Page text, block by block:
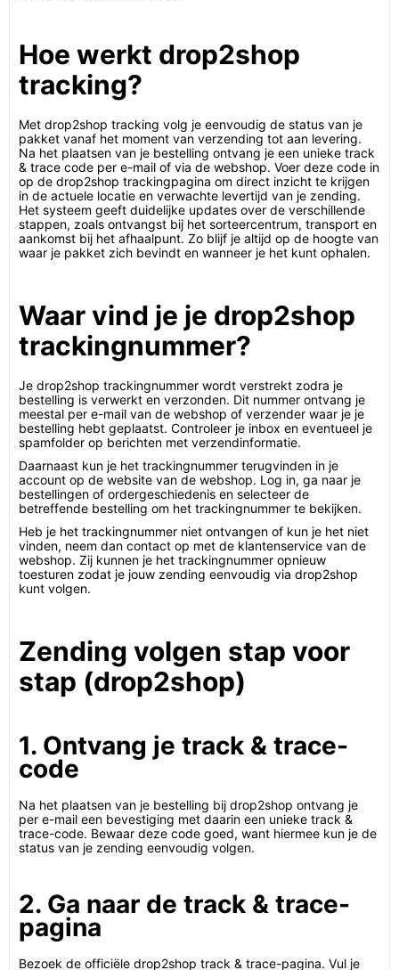
Hoe werkt drop2shop
tracking?
Met drop2shop tracking volg je eenvoudig de status van je
pakket vanaf het moment van verzending tot aan levering.
Na het plaatsen van je bestelling ontvang je een unieke track
& trace code per e-mail of via de webshop. Voer deze code in
op de drop2shop trackingpagina om direct inzicht te krijgen
in de actuele locatie en verwachte levertijd van je zending.
Het systeem geeft duidelijke updates over de verschillende
stappen, zoals ontvangst bij het sorteercentrum, transport en
aankomst bij het afhaalpunt. Zo blijf je altijd op de hoogte van
waar je pakket zich bevindt en wanneer je het kunt ophalen.
Waar vind je je drop2shop
trackingnummer?
Je drop2shop trackingnummer wordt verstrekt zodra je
bestelling is verwerkt en verzonden. Dit nummer ontvang je
meestal per e-mail van de webshop of verzender waar je je
bestelling hebt geplaatst. Controleer je inbox en eventueel je
spamfolder op berichten met verzendinformatie.
Daarnaast kun je het trackingnummer terugvinden in je
account op de website van de webshop. Log in, ga naar je
bestellingen of ordergeschiedenis en selecteer de
betreffende bestelling om het trackingnummer te bekijken.
Heb je het trackingnummer niet ontvangen of kun je het niet
vinden, neem dan contact op met de klantenservice van de
webshop. Zij kunnen je het trackingnummer opnieuw
toesturen zodat je jouw zending eenvoudig via drop2shop
kunt volgen.
Zending volgen stap voor
stap (drop2shop)
1. Ontvang je track & trace-
code
Na het plaatsen van je bestelling bij drop2shop ontvang je
per e-mail een bevestiging met daarin een unieke track &
trace-code. Bewaar deze code goed, want hiermee kun je de
status van je zending eenvoudig volgen.
2. Ga naar de track & trace-
pagina
Bezoek de officiële drop2shop track & trace-pagina. Vul je